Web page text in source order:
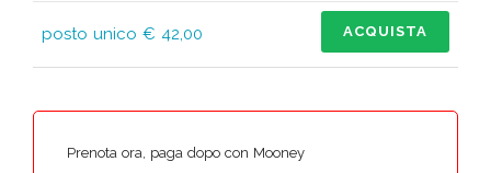
posto unico € 42,00 ACQUISTA
Prenota ora, paga dopo con Mooney